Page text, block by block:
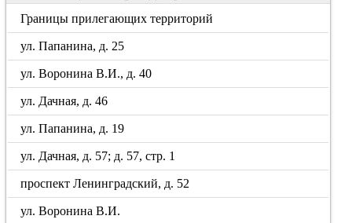
Границы прилегающих территорий
ул. Папанина, д. 25
ул. Воронина В.И., д. 40
ул. Дачная, д. 46
ул. Папанина, д. 19
ул. Дачная, д. 57; д. 57, стр. 1
проспект Ленинградский, д. 52
ул. Воронина В.И.